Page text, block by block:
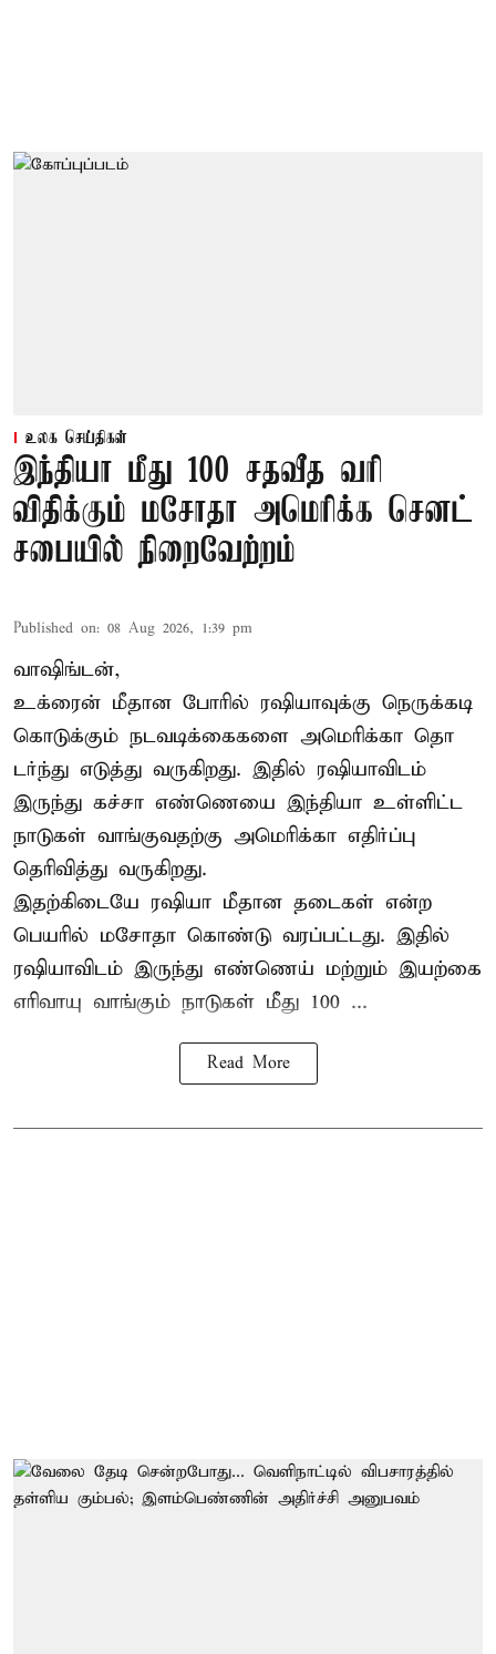
உலக செய்திகள்
இந்தியா மீது 100 சதவீத வரி
விதிக்கும் மசோதா அமெரிக்க செனட்
சபையில் நிறைவேற்றம்
Published on: 08 Aug 2026, 1:39 pm
வாஷிங்டன்,
உக்ரைன் மீதான போரில் ரஷியாவுக்கு நெருக்கடி
கொடுக்கும் நடவடிக்கைகளை அமெரிக்கா தொ
டர்ந்து எடுத்து வருகிறது. இதில் ரஷியாவிடம்
இருந்து கச்சா எண்ணெயை இந்தியா உள்ளிட்ட
நாடுகள் வாங்குவதற்கு அமெரிக்கா எதிர்ப்பு
தெரிவித்து வருகிறது.
இதற்கிடையே ரஷியா மீதான தடைகள் என்ற
பெயரில் மசோதா கொண்டு வரப்பட்டது. இதில்
ரஷியாவிடம் இருந்து எண்ணெய் மற்றும் இயற்கை
எரிவாயு வாங்கும் நாடுகள் மீது 100 ...
Read More